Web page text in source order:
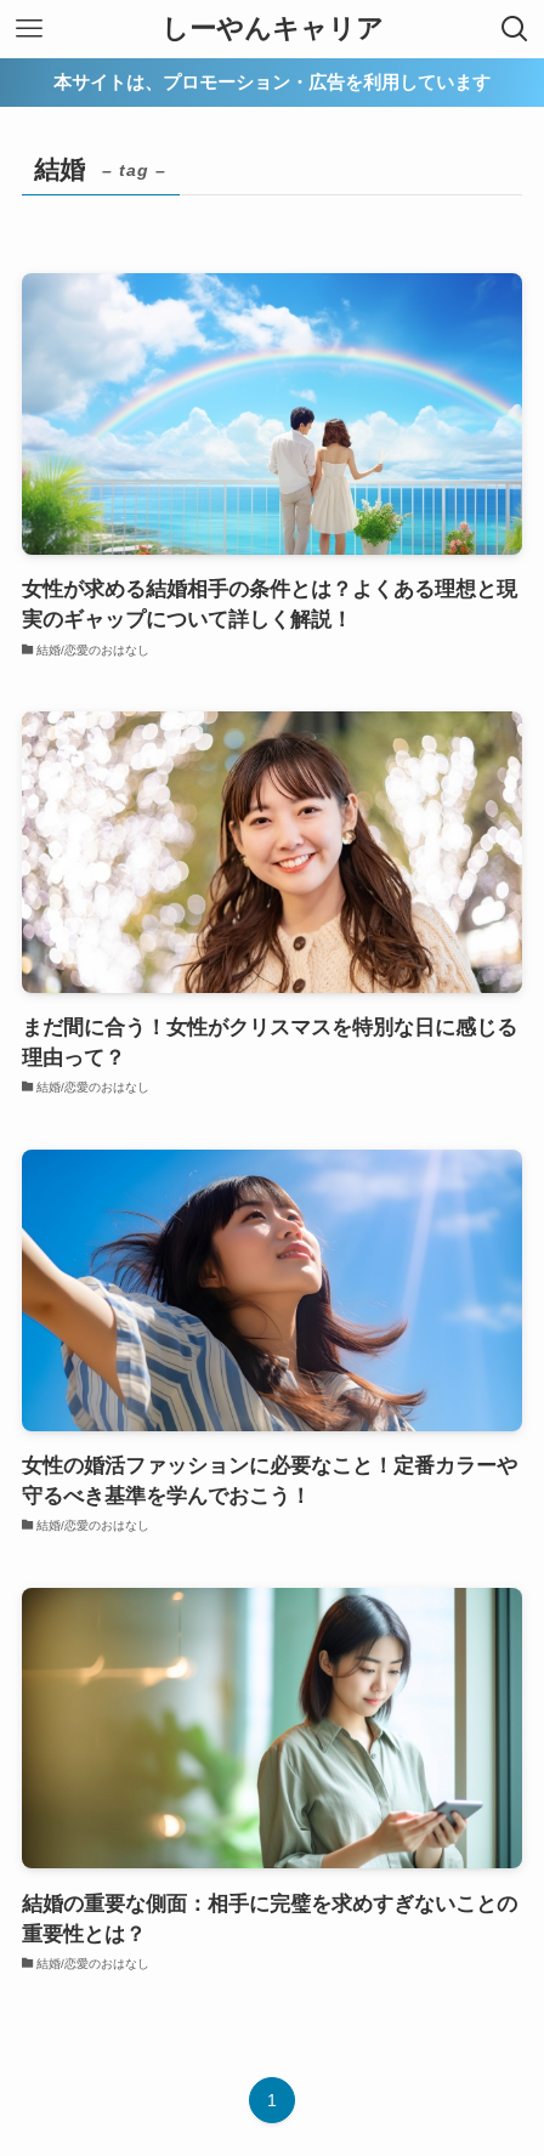
しーやんキャリア
本サイトは、プロモーション・広告を利用しています
結婚 – tag –
女性が求める結婚相手の条件とは？よくある理想と現
実のギャップについて詳しく解説！
結婚/恋愛のおはなし
まだ間に合う！女性がクリスマスを特別な日に感じる
理由って？
結婚/恋愛のおはなし
女性の婚活ファッションに必要なこと！定番カラーや
守るべき基準を学んでおこう！
結婚/恋愛のおはなし
結婚の重要な側面：相手に完璧を求めすぎないことの
重要性とは？
結婚/恋愛のおはなし
1